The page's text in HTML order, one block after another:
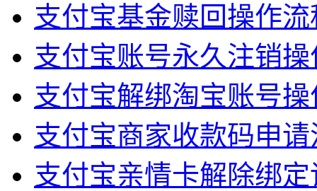
支付宝基金赎回操作
支付宝账号永久注销
支付宝解绑淘宝账号操
支付宝商家收款码申
支付宝亲情卡解除绑